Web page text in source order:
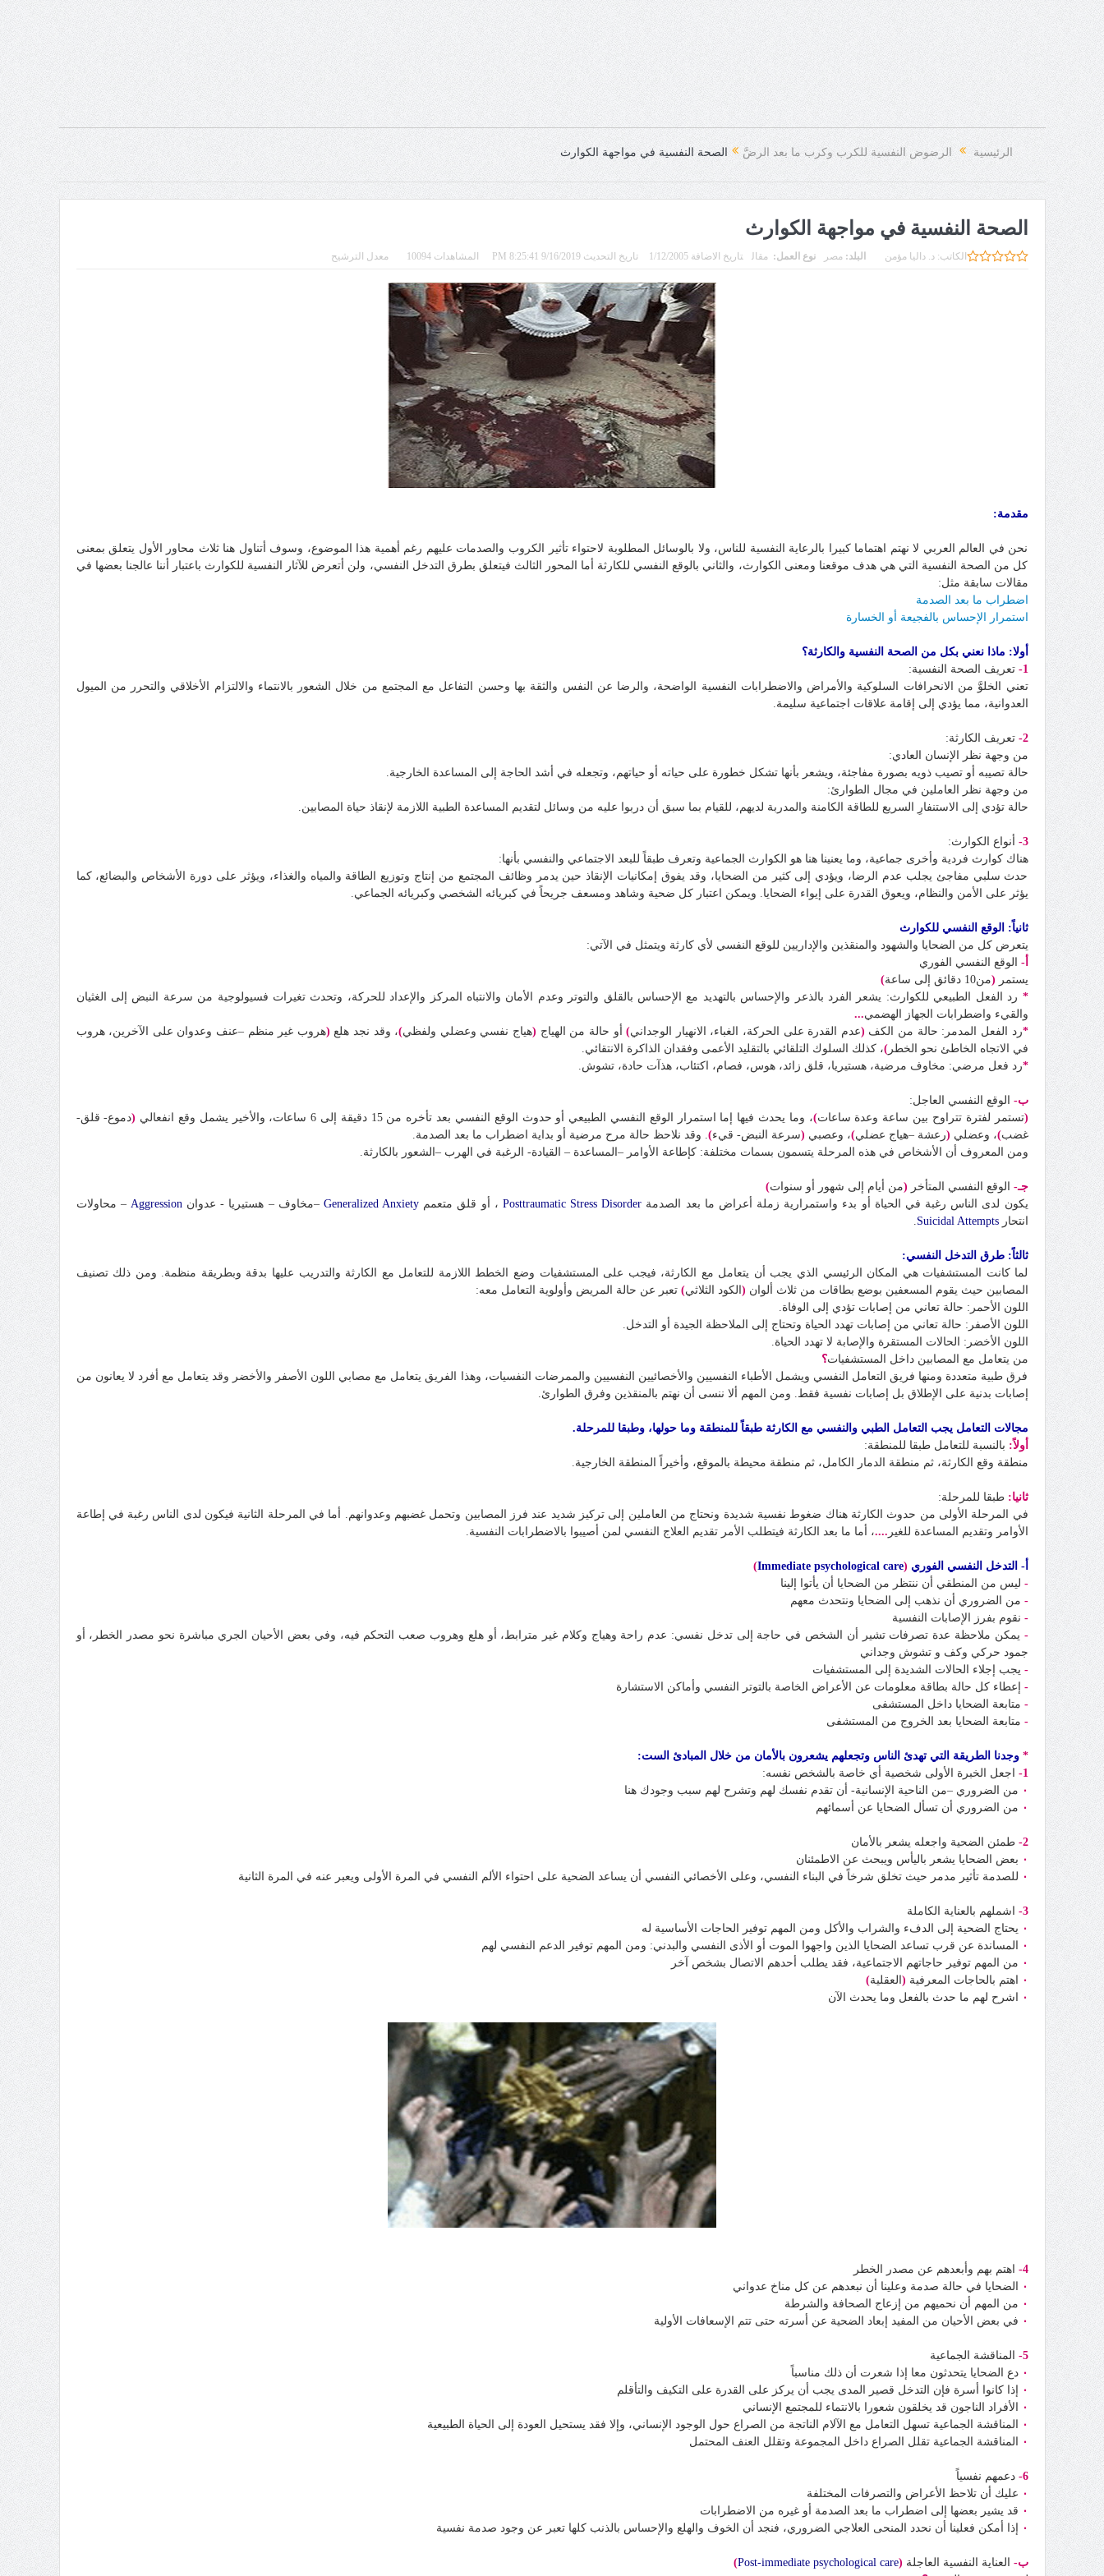
الرئيسية الرضوض النفسية للكرب وكرب ما بعد الرضَّ الصحة النفسية في مواجهة الكوارث
الصحة النفسية في مواجهة الكوارث
الكاتب:د. داليا مؤمن البلد: مصر نوع العمل:مقال تاريخ الاضافة 1/12/2005 تاريخ التحديث 9/16/2019 8:25:41 PM المشاهدات 10094 معدل الترشيح
مقدمة:
نحن في العالم العربي لا نهتم اهتماما كبيرا بالرعاية النفسية للناس، ولا بالوسائل المطلوبة لاحتواء تأثير الكروب والصدمات عليهم رغم أهمية هذا الموضوع، وسوف أتناول هنا ثلاث محاور الأول يتعلق بمعنى
كل من الصحة النفسية التي هي هدف موقعنا ومعنى الكوارث، والثاني بالوقع النفسي للكارثة أما المحور الثالث فيتعلق بطرق التدخل النفسي، ولن أتعرض للآثار النفسية للكوارث باعتبار أننا عالجنا بعضها في
مقالات سابقة مثل:
اضطراب ما بعد الصدمة
استمرار الإحساس بالفجيعة أو الخسارة
أولا: ماذا نعني بكل من الصحة النفسية والكارثة؟
1- تعريف الصحة النفسية:
تعني الخلوَّ من الانحرافات السلوكية والأمراض والاضطرابات النفسية الواضحة، والرضا عن النفس والثقة بها وحسن التفاعل مع المجتمع من خلال الشعور بالانتماء والالتزام الأخلاقي والتحرر من الميول
العدوانية، مما يؤدي إلى إقامة علاقات اجتماعية سليمة.
2
- تعريف الكارثة:
من وجهة نظر الإنسان العادي:
حالة تصيبه أو تصيب ذويه بصورة مفاجئة، ويشعر بأنها تشكل خطورة على حياته أو حياتهم، وتجعله في أشد الحاجة إلى المساعدة الخارجية.
من وجهة نظر العاملين في مجال الطوارئ:
حالة تؤدي إلى الاستنفارِ السريع للطاقة الكامنة والمدربة لديهم، للقيام بما سبق أن دربوا عليه من وسائل لتقديم المساعدة الطبية اللازمة لإنقاذ حياة المصابين.
3-
أنواع الكوارث:
هناك كوارث فردية وأخرى جماعية، وما يعنينا هنا هو الكوارث الجماعية وتعرف طبقاً للبعد الاجتماعي والنفسي بأنها:
حدث سلبي مفاجئ يجلب عدم الرضا، ويؤدي إلى كثير من الضحايا، وقد يفوق إمكانيات الإنقاذ حين يدمر وظائف المجتمع من إنتاج وتوزيع الطاقة والمياه والغذاء، ويؤثر على دورة الأشخاص والبضائع، كما
يؤثر على الأمن والنظام، ويعوق القدرة على إيواء الضحايا. ويمكن اعتبار كل ضحية وشاهد ومسعف جريحاً في كبريائه الشخصي وكبريائه الجماعي.
ثانياً: الوقع النفسي للكوارث
يتعرض كل من الضحايا والشهود والمنقذين والإداريين للوقع النفسي لأي كارثة ويتمثل في الآتي:
أ- الوقع النفسي الفوري
يستمر (من10 دقائق إلى ساعة
)
* رد الفعل الطبيعي للكوارث: يشعر الفرد بالذعر والإحساس بالتهديد مع الإحساس بالقلق والتوتر وعدم الأمان والانتباه المركز والإعداد للحركة، وتحدث تغيرات فسيولوجية من سرعة النبض إلى الغثيان
والقيء واضطرابات الجهاز الهضمي...
*رد الفعل المدمر: حالة من الكف (عدم القدرة على الحركة، الغباء، الانهيار الوجداني)أو حالة من الهياج (هياج نفسي وعضلي ولفظي)، وقد نجد هلع (هروب غير منظم –عنف وعدوان على الآخرين، هروب
في الاتجاه الخاطئ نحو الخطر)، كذلك السلوك التلقائي بالتقليد الأعمى وفقدان الذاكرة الانتقائي.
*رد فعل مرضي: مخاوف مرضية، هستيريا، قلق زائد، هوس، فصام، اكتئاب، هذآت حادة، تشوش.
ب- الوقع النفسي العاجل:
(تستمر لفترة تتراوح بين ساعة وعدة ساعات)، وما يحدث فيها إما استمرار الوقع النفسي الطبيعي أو حدوث الوقع النفسي بعد تأخره من 15 دقيقة إلى 6 ساعات، والأخير يشمل وقع انفعالي (دموع- قلق-
غضب)، وعضلي (رعشة –هياج عضلي)، وعصبي (سرعة النبض- قيء). وقد نلاحظ حالة مرح مرضية أو بداية اضطراب ما بعد الصدمة.
ومن المعروف أن الأشخاص في هذه المرحلة يتسمون بسمات مختلفة: كإطاعة الأوامر –المساعدة – القيادة- الرغبة في الهرب –الشعور بالكارثة.
جـ- الوقع النفسي المتأخر (من أيام إلى شهور أو سنوات)
يكون لدى الناس رغبة في الحياة أو بدء واستمرارية زملة أعراض ما بعد الصدمة Posttraumatic Stress Disorder ، أو قلق متعمم Generalized Anxiety –مخاوف – هستيريا - عدوانAggression
– محاولات
انتحارSuicidal Attempts
.
ثالثاً: طرق التدخل النفسي:
لما كانت المستشفيات هي المكان الرئيسي الذي يجب أن يتعامل مع الكارثة، فيجب على المستشفيات وضع الخطط اللازمة للتعامل مع الكارثة والتدريب عليها بدقة وبطريقة منظمة. ومن ذلك تصنيف
المصابين حيث يقوم المسعفين بوضع بطاقات من ثلاث ألوان ( الكود الثلاثي) تعبر عن حالة المريض وأولوية التعامل معه:
اللون الأحمر: حالة تعاني من إصابات تؤدي إلى الوفاة.
اللون الأصفر: حالة تعاني من إصابات تهدد الحياة وتحتاج إلى الملاحظة الجيدة أو التدخل.
اللون الأخضر: الحالات المستقرة والإصابة لا تهدد الحياة.
من يتعامل مع المصابين داخل المستشفيات؟
فرق طبية متعددة ومنها فريق التعامل النفسي ويشمل الأطباء النفسيين والأخصائيين النفسيين والممرضات النفسيات، وهذا الفريق يتعامل مع مصابي اللون الأصفر والأخضر وقد يتعامل مع أفرد لا يعانون من
إصابات بدنية على الإطلاق بل إصابات نفسية فقط. ومن المهم ألا ننسى أن نهتم بالمنقذين وفرق الطوارئ.
مجالات التعامل يجب التعامل الطبي والنفسي مع الكارثة طبقاً للمنطقة وما حولها، وطبقا للمرحلة.
أولاً: بالنسبة للتعامل طبقا للمنطقة:
منطقة وقع الكارثة، ثم منطقة الدمار الكامل، ثم منطقة محيطة بالموقع، وأخيراً المنطقة الخارجية.
ثانيا: طبقا للمرحلة:
في المرحلة الأولى من حدوث الكارثة هناك ضغوط نفسية شديدة ونحتاج من العاملين إلى تركيز شديد عند فرز المصابين وتحمل غضبهم وعدوانهم. أما في المرحلة الثانية فيكون لدى الناس رغبة في إطاعة
الأوامر وتقديم المساعدة للغير ....، أما ما بعد الكارثة فيتطلب الأمر تقديم العلاج النفسي لمن أصيبوا بالاضطرابات النفسية.
أ- التدخل النفسي الفوري (
Immediate psychological care
)
- ليس من المنطقي أن ننتظر من الضحايا أن يأتوا إلينا
- من الضروري أن نذهب إلى الضحايا ونتحدث معهم
- نقوم بفرز الإصابات النفسية
- يمكن ملاحظة عدة تصرفات تشير أن الشخص في حاجة إلى تدخل نفسي: عدم راحة وهياج وكلام غير مترابط، أو هلع وهروب صعب التحكم فيه، وفي بعض الأحيان الجري مباشرة نحو مصدر الخطر، أو
جمود حركي وكف و تشوش وجداني
- يجب إجلاء الحالات الشديدة إلى المستشفيات
- إعطاء كل حالة بطاقة معلومات عن الأعراض الخاصة بالتوتر النفسي وأماكن الاستشارة
- متابعة الضحايا داخل المستشفى
- متابعة الضحايا بعد الخروج من المستشفى
* وجدنا الطريقة التي تهدئ الناس وتجعلهم يشعرون بالأمان من خلال المبادئ الست:
1-
اجعل الخبرة الأولى شخصية أي خاصة بالشخص نفسه:
٠ من الضروري –من الناحية الإنسانية- أن تقدم نفسك لهم وتشرح لهم سبب وجودك هنا
٠ من الضروري أن تسأل الضحايا عن أسمائهم
2- طمئن الضحية واجعله يشعر بالأمان
٠ بعض الضحايا يشعر باليأس ويبحث عن الاطمئنان
٠ للصدمة تأثير مدمر حيث تخلق شرخاً في البناء النفسي، وعلى الأخصائي النفسي أن يساعد الضحية على احتواء الألم النفسي في المرة الأولى ويعبر عنه في المرة الثانية
3-
اشملهم بالعناية الكاملة
٠ يحتاج الضحية إلى الدفء والشراب والأكل ومن المهم توفير الحاجات الأساسية له
٠
المساندة عن قرب تساعد الضحايا الذين واجهوا الموت أو الأذى النفسي والبدني: ومن المهم توفير الدعم النفسي لهم
٠ من المهم توفير حاجاتهم الاجتماعية، فقد يطلب أحدهم الاتصال بشخص آخر
٠
اهتم بالحاجات المعرفية ( العقلية)
٠
اشرح لهم ما حدث بالفعل وما يحدث الآن
4-
اهتم بهم وأبعدهم عن مصدر الخطر
٠
الضحايا في حالة صدمة وعلينا أن نبعدهم عن كل مناخ عدواني
٠ من المهم أن نحميهم من إزعاج الصحافة والشرطة
٠ في بعض الأحيان من المفيد إبعاد الضحية عن أسرته حتى تتم الإسعافات الأولية
5-
المناقشة الجماعية
٠ دع الضحايا يتحدثون معا إذا شعرت أن ذلك مناسباً
٠
إذا كانوا أسرة فإن التدخل قصير المدى يجب أن يركز على القدرة على التكيف والتأقلم
٠
الأفراد الناجون قد يخلقون شعورا بالانتماء للمجتمع الإنساني
٠
المناقشة الجماعية تسهل التعامل مع الآلام الناتجة من الصراع حول الوجود الإنساني، وإلا فقد يستحيل العودة إلى الحياة الطبيعية
٠
المناقشة الجماعية تقلل الصراع داخل المجموعة وتقلل العنف المحتمل
6- دعمهم نفسياً
٠ عليك أن تلاحظ الأعراض والتصرفات المختلفة
٠ قد يشير بعضها إلى اضطراب ما بعد الصدمة أو غيره من الاضطرابات
٠
إذا أمكن فعلينا أن نحدد المنحى العلاجي الضروري، فنجد أن الخوف والهلع والإحساس بالذنب كلها تعبر عن وجود صدمة نفسية
ب- العناية النفسية العاجلة (
Post-immediate psychological care
)